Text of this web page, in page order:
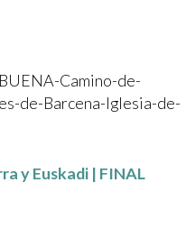
Camino-de-
de-Barcena-Iglesia-de-
y Euskadi | FINAL